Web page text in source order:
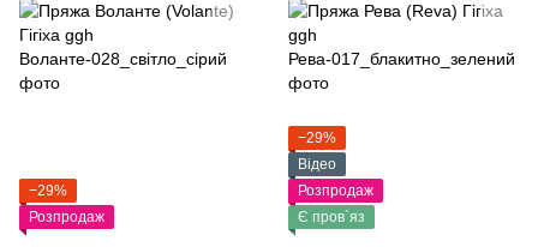
−29%
Розпродаж
−29%
Відео
Розпродаж
Є пров`яз